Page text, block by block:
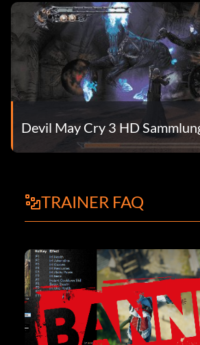
Devil May Cry 3 HD
TRAINER FAQ